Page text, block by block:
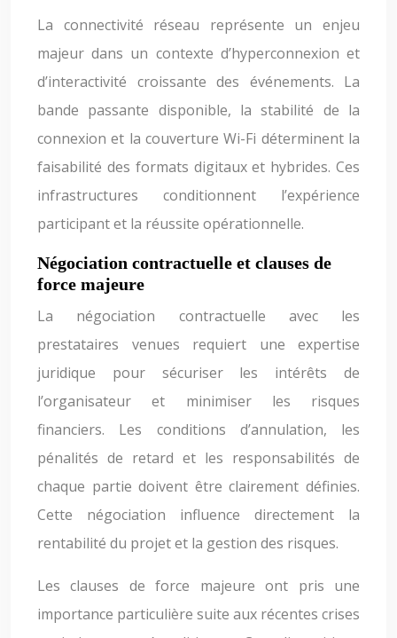
La connectivité réseau représente un enjeu
majeur dans un contexte d’hyperconnexion et
d’interactivité croissante des événements. La
bande passante disponible, la stabilité de la
connexion et la couverture Wi-Fi déterminent la
faisabilité des formats digitaux et hybrides. Ces
infrastructures conditionnent l’expérience
participant et la réussite opérationnelle.
Négociation contractuelle et clauses de
force majeure
La négociation contractuelle avec les
prestataires venues requiert une expertise
juridique pour sécuriser les intérêts de
l’organisateur et minimiser les risques
financiers. Les conditions d’annulation, les
pénalités de retard et les responsabilités de
chaque partie doivent être clairement définies.
Cette négociation influence directement la
rentabilité du projet et la gestion des risques.
Les clauses de force majeure ont pris une
importance particulière suite aux récentes crises